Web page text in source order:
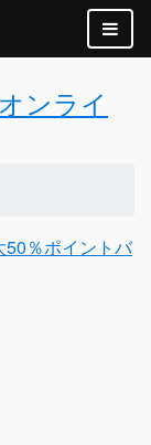
ンライ
50％ポイントバ